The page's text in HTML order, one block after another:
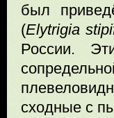
был
(Elytrigia
России.
сходные с